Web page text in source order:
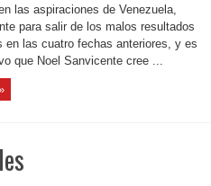
las aspiraciones de Venezuela,
para salir de los malos resultados
en las cuatro fechas anteriores, y es
que Noel Sanvicente cree ...